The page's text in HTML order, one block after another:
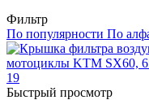
Фильтр
По популярности По
Быстрый просмотр